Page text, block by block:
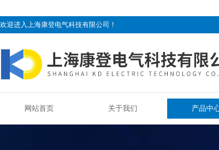
欢迎进入上海康登电气科技有限公司！
网站首页 关于我们 产品中